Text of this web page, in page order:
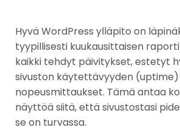
Hyvä WordPress ylläpito on
tyypillisesti kuukausittaisen
kaikki tehdyt päivitykset, estetyt
sivuston käytettävyyden (uptime)
nopeusmittaukset. Tämä antaa
näyttöä siitä, että sivustostasi
se on turvassa.